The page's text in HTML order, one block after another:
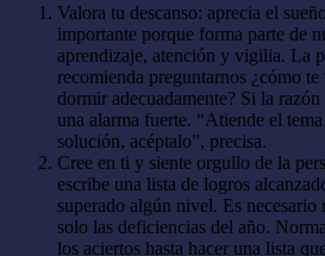
Valora tu descanso: aprecia el
importante porque forma parte de
aprendizaje, atención y vigilia. La
recomienda preguntarnos ¿cómo
dormir adecuadamente? Si la
una alarma fuerte. “Atiende el
solución, acéptalo”, precisa.
Cree en ti y siente orgullo de la
escribe una lista de logros
superado algún nivel. Es necesario
solo las deficiencias del año.
los aciertos hasta hacer una lista